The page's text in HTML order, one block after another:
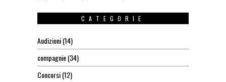
CATEGORIE
Audizioni(14)
compagnie(34)
Concorsi(12)